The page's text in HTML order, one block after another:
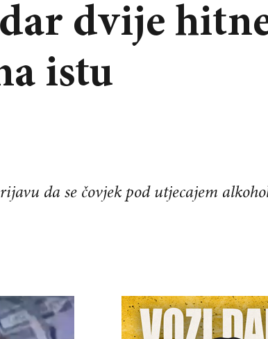
dvije
istu
da se čovjek pod utjecajem